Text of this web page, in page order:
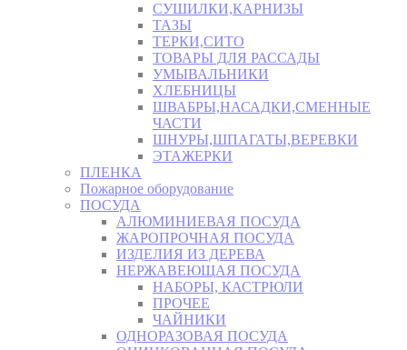
СУШИЛКИ,КАРНИЗЫ
ТАЗЫ
ТЕРКИ,СИТО
ТОВАРЫ ДЛЯ РАССАДЫ
УМЫВАЛЬНИКИ
ХЛЕБНИЦЫ
ШВАБРЫ,НАСАДКИ,СМЕННЫЕ
ЧАСТИ
ШНУРЫ,ШПАГАТЫ,ВЕРЕВКИ
ЭТАЖЕРКИ
ПЛЕНКА
Пожарное оборудование
ПОСУДА
АЛЮМИНИЕВАЯ ПОСУДА
ЖАРОПРОЧНАЯ ПОСУДА
ИЗДЕЛИЯ ИЗ ДЕРЕВА
НЕРЖАВЕЮЩАЯ ПОСУДА
НАБОРЫ, КАСТРЮЛИ
ПРОЧЕЕ
ЧАЙНИКИ
ОДНОРАЗОВАЯ ПОСУДА